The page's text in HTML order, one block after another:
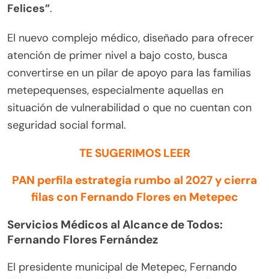
Felices”.
El nuevo complejo médico, diseñado para ofrecer
atención de primer nivel a bajo costo, busca
convertirse en un pilar de apoyo para las familias
metepequenses, especialmente aquellas en
situación de vulnerabilidad o que no cuentan con
seguridad social formal.
TE SUGERIMOS LEER
PAN perfila estrategia rumbo al 2027 y cierra
filas con Fernando Flores en Metepec
Servicios Médicos al Alcance de Todos:
Fernando Flores Fernández
El presidente municipal de Metepec, Fernando